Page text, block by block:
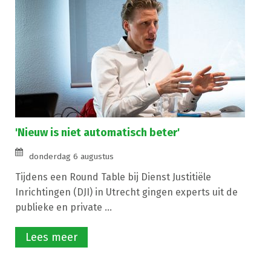
'Nieuw is niet automatisch beter'
donderdag 6 augustus
Tijdens een Round Table bij Dienst Justitiële
Inrichtingen (DJI) in Utrecht gingen experts uit de
publieke en private ...
Lees meer